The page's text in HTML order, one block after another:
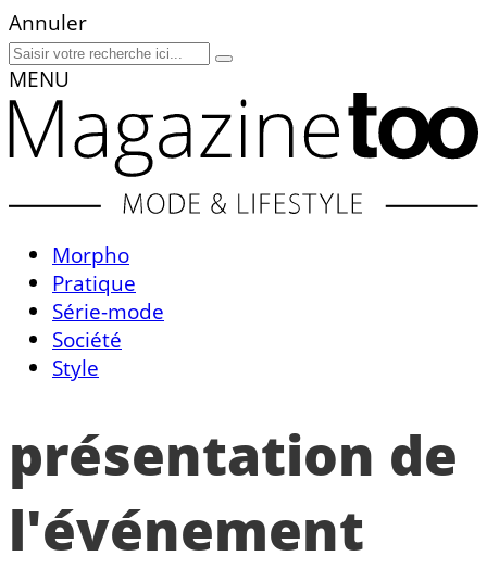
Annuler
MENU
Morpho
Pratique
Série-mode
Société
Style
présentation de
l'événement